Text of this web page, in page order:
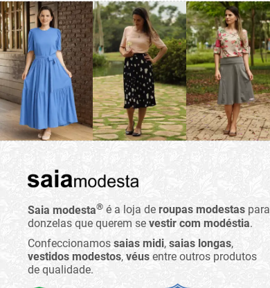
Saia modesta® é a loja de roupas modestas para
donzelas que querem se vestir com modéstia.
Confeccionamos saias midi, saias longas,
vestidos modestos, véus entre outros produtos
de qualidade.